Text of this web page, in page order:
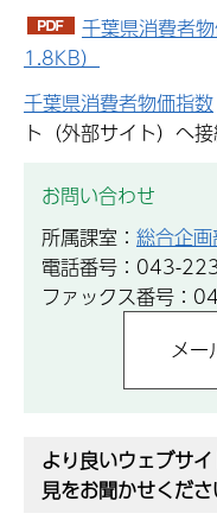
千葉県消費者
1.8KB）
千葉県消費者物価指数
ト（外部サイト）へ
お問い合わせ
所属課室： 総合企
電話番号：043-
ファックス番号：
より良いウェブサ
見をお聞かせくだ